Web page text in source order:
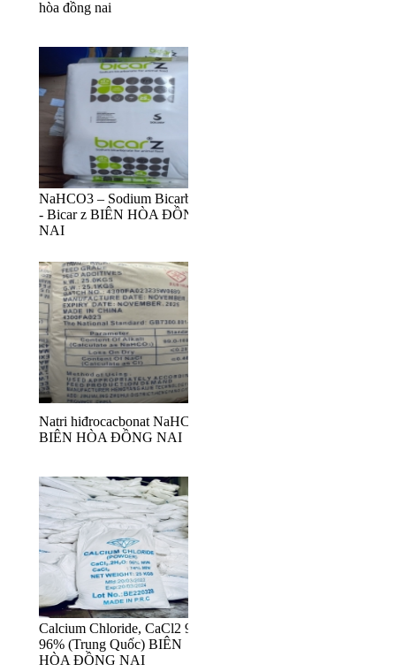
hòa đồng nai
NaHCO3 – Sodium Bicarbonat
- Bicar z BIÊN HÒA ĐỒNG
NAI
Natri hiđrocacbonat NaHCO3
BIÊN HÒA ĐỒNG NAI
Calcium Chloride, CaCl2 94-
96% (Trung Quốc) BIÊN
HÒA ĐỒNG NAI